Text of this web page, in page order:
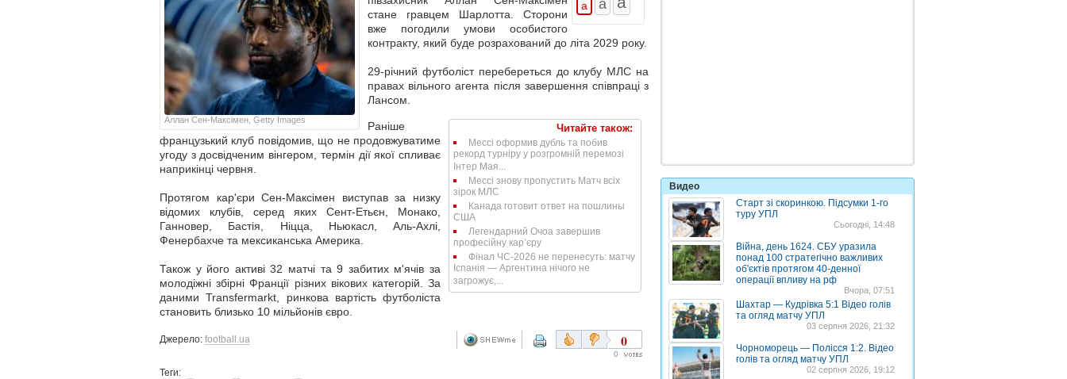
Аллан Сен-Максімен, Getty Images
стане гравцем Шарлотта. Сторони
вже погодили умови особистого
контракту, який буде розрахований до літа 2029 року.
29-річний футболіст перебереться до клубу МЛС на
правах вільного агента після завершення співпраці з
Лансом.
Читайте також:
Мессі оформив дубль та побив
рекорд турніру у розгромній перемозі
Інтер Мая...
Мессі знову пропустить Матч всіх
зірок МЛС
Канада готовит ответ на пошлины
США
Легендарний Очоа завершив
професійну кар’єру
Фінал ЧС-2026 не перенесуть: матчу
Іспанія — Аргентина нічого не
загрожує,...
Раніше
французький клуб повідомив, що не продовжуватиме
угоду з досвідченим вінгером, термін дії якої спливає
наприкінці червня.
Протягом кар'єри Сен-Максімен виступав за низку
відомих клубів, серед яких Сент-Етьєн, Монако,
Ганновер, Бастія, Ніцца, Ньюкасл, Аль-Ахлі,
Фенербахче та мексиканська Америка.
Також у його активі 32 матчі та 9 забитих м'ячів за
молодіжні збірні Франції різних вікових категорій. За
даними Transfermarkt, ринкова вартість футболіста
становить близько 10 мільйонів євро.
Джерело: football.ua 0
0
Теги:
Видео
Старт зі скоринкою. Підсумки 1-го
туру УПЛ
Сьогодні, 14:48
Війна, день 1624. СБУ уразила
понад 100 стратегічно важливих
об'єктів протягом 40-денної
операції впливу на рф
Вчора, 07:51
Шахтар — Кудрівка 5:1 Відео голів
та огляд матчу УПЛ
03 серпня 2026, 21:32
Чорноморець — Полісся 1:2. Відео
голів та огляд матчу УПЛ
02 серпня 2026, 19:12